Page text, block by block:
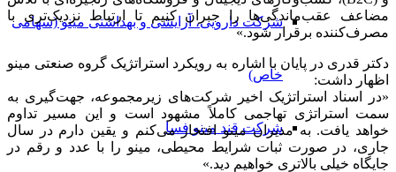
شرکت دارویی، آرایشی و بهداشتی مینو (سهامی
خاص)
شرکت قند مینو فسا
مضاعف عقب‌ماندگی‌ها را جبران کنیم تا ارتباط نزدیک‌تری با
مصرف‌کننده برقرار شود.»
دکتر قدری در پایان با اشاره به رویکرد استراتژیک گروه صنعتی مینو
اظهار داشت:
«در اسناد استراتژیک اخیر شرکت‌های زیرمجموعه، جهت‌گیری به
سمت استراتژی تهاجمی کاملاً مشهود است و این مسیر تداوم
خواهد یافت. به مدیران مینو افتخار می‌کنم و یقین دارم در سال
جاری، در صورت ثبات شرایط محیطی، مینو را با عدد و رقم در
جایگاه خیلی بالاتری خواهیم دید.»